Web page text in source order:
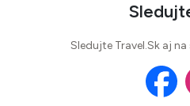
Sledujte Travel.Sk aj